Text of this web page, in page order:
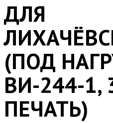
ДЛЯ
(ПОД
ВИ-244-1,
ПЕЧАТЬ)